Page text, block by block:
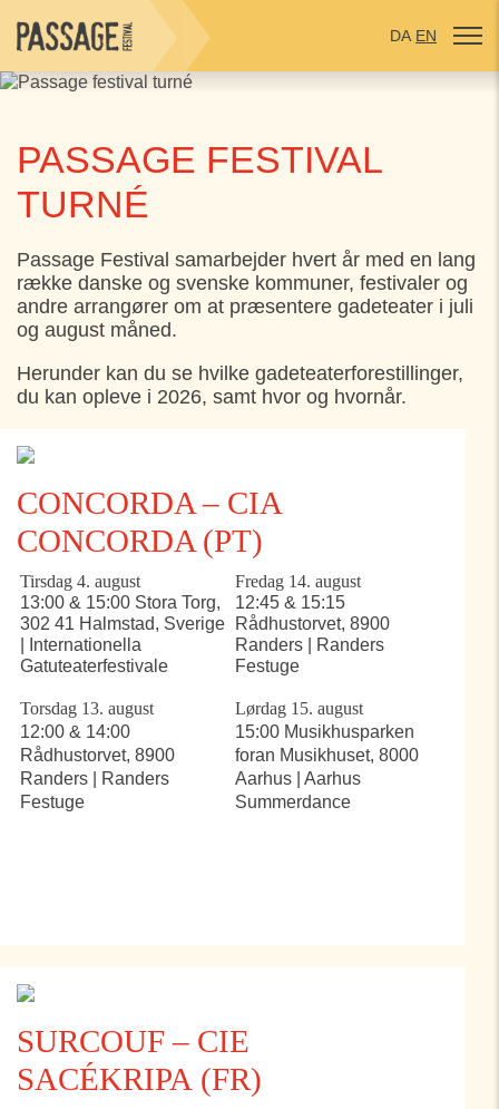
DA EN
PASSAGE FESTIVAL
TURNÉ
Passage Festival samarbejder hvert år med en lang
række danske og svenske kommuner, festivaler og
andre arrangører om at præsentere gadeteater i juli
og august måned.
Herunder kan du se hvilke gadeteaterforestillinger,
du kan opleve i 2026, samt hvor og hvornår.
CONCORDA – CIA
CONCORDA (PT)
Tirsdag 4. august
13:00 & 15:00 Stora Torg,
302 41 Halmstad, Sverige
| Internationella
Gatuteaterfestivale
Torsdag 13. august
12:00 & 14:00
Rådhustorvet, 8900
Randers | Randers
Festuge
Fredag 14. august
12:45 & 15:15
Rådhustorvet, 8900
Randers | Randers
Festuge
Lørdag 15. august
15:00 Musikhusparken
foran Musikhuset, 8000
Aarhus | Aarhus
Summerdance
SURCOUF – CIE
SACÉKRIPA (FR)